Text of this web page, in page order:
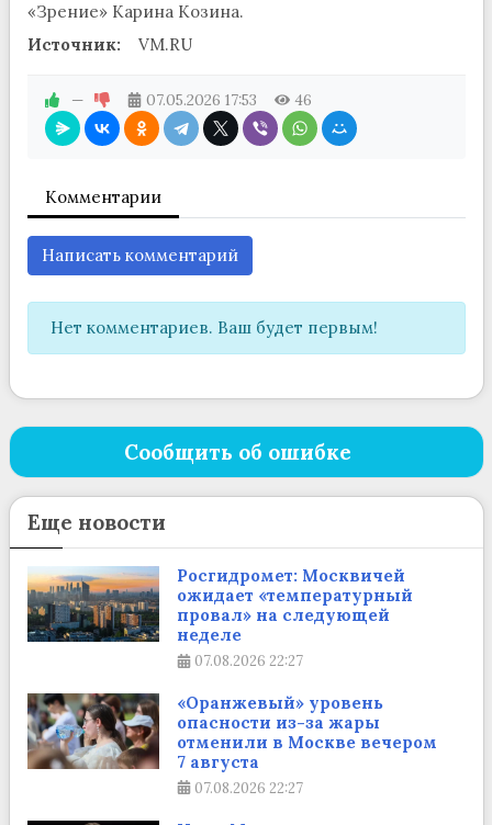
«Зрение» Карина Козина.
Источник:
VM.RU
— 07.05.2026 17:53 46
Комментарии
Написать комментарий
Нет комментариев. Ваш будет первым!
Сообщить об ошибке
Еще новости
Росгидромет: Москвичей
ожидает «температурный
провал» на следующей
неделе
07.08.2026 22:27
«Оранжевый» уровень
опасности из-за жары
отменили в Москве вечером
7 августа
07.08.2026 22:27